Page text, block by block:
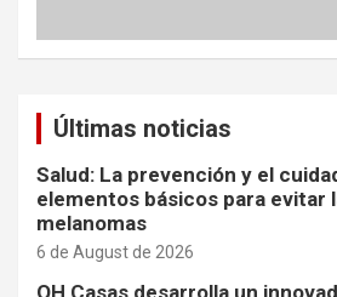
Últimas noticias
Salud: La prevención y el
elementos básicos para evitar
melanomas
6 de August de 2026